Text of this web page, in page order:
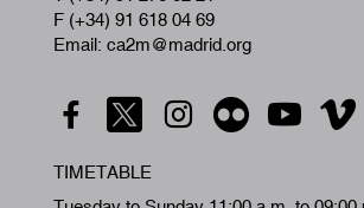
F (+34) 91 618 04 69
Email: ca2m@madrid.org
TIMETABLE